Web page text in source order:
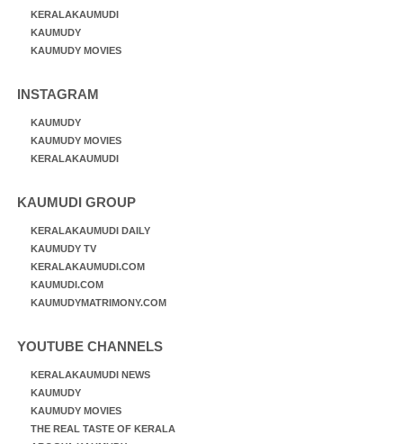
KERALAKAUMUDI
KAUMUDY
KAUMUDY MOVIES
INSTAGRAM
KAUMUDY
KAUMUDY MOVIES
KERALAKAUMUDI
KAUMUDI GROUP
KERALAKAUMUDI DAILY
KAUMUDY TV
KERALAKAUMUDI.COM
KAUMUDI.COM
KAUMUDYMATRIMONY.COM
YOUTUBE CHANNELS
KERALAKAUMUDI NEWS
KAUMUDY
KAUMUDY MOVIES
THE REAL TASTE OF KERALA